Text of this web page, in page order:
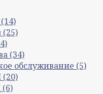
(14)
(25)
(34)
обслуживание (5)
(20)
(6)